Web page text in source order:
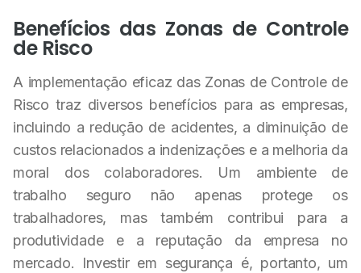
Benefícios das Zonas de Controle
de Risco
A implementação eficaz das Zonas de Controle de
Risco traz diversos benefícios para as empresas,
incluindo a redução de acidentes, a diminuição de
custos relacionados a indenizações e a melhoria da
moral dos colaboradores. Um ambiente de
trabalho seguro não apenas protege os
trabalhadores, mas também contribui para a
produtividade e a reputação da empresa no
mercado. Investir em segurança é, portanto, um